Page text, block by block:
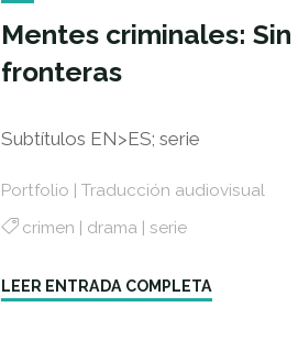
Mentes criminales: Sin
fronteras
Subtítulos EN>ES; serie
Portfolio | Traducción audiovisual
crimen | drama |serie
LEER ENTRADA COMPLETA